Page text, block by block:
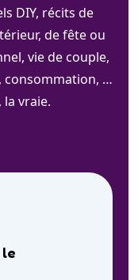
DIY, récits de
de fête ou
vie de couple,
consommation, …
la vraie.
le